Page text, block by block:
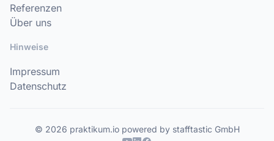
Referenzen
Über uns
Hinweise
Impressum
Datenschutz
© 2026 praktikum.io powered by stafftastic GmbH